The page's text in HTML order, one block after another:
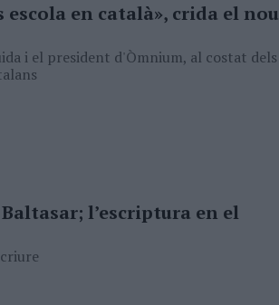
escola en català», crida el nou
i el president d'Òmnium, al costat dels
Baltasar; l’escriptura en el